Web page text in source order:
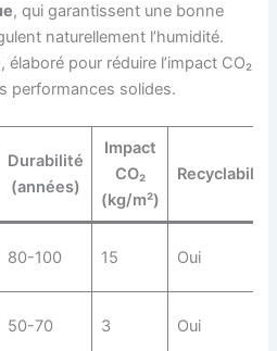
, qui garantissent une bonne
naturellement l’humidité.
, élaboré pour réduire l’impact CO₂
performances solides.
Durabilité
(années)
Impact
CO₂
(kg/m²)
Recyclabilité
80-100 15 Oui
50-70 3 Oui